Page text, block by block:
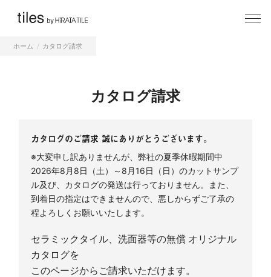
ホーム カタログ請求
カタログ請求
カタログのご請求 誠にありがとうございます。
※大変申し訳ありませんが、弊社の夏季休暇期間中
2026年8月8日（土）～8月16日（日）のカットサンプ
ル及び、カタログの発送は行っておりません。また、
到着日の指定はできませんので、悪しからずご了承の
程よろしくお願いいたします。
セラミックタイル、洗面器等の無償 オリジナル
カタログを
このページからご請求いただけます。